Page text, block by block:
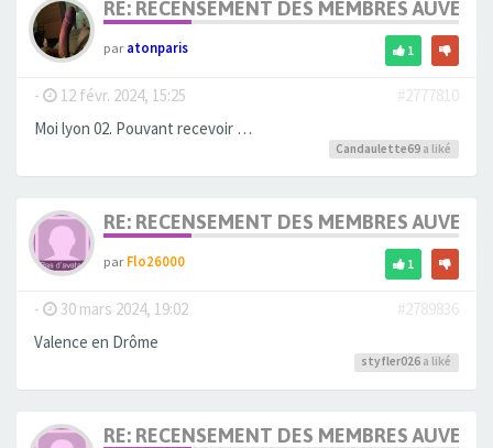
RE: RECENSEMENT DES MEMBRES
paratonparis 1
- 12 févr. 2024, 15:25
#2777810
Moi lyon 02. Pouvant recevoir …
Candaulette69 a liké
RE: RECENSEMENT DES MEMBRES
parFlo26000 1
- 30 mars 2024, 19:02
#2789836
Valence en Drôme
styfler026 a liké
RE: RECENSEMENT DES MEMBRES